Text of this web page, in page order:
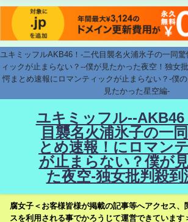
ユキミッフルAKB46！-二代目襲名火浦氷子の一同
ィックが止まらない？--僕が見たかった夜空！独女
愕まとめ速報にロマンティックが止まらない？-僕
見たかった星空編-
ユキミッフル--AKB46
目襲名火浦氷子の一
とめ速報！にロマン
が止まらない？僕が
た夜空-独女批判殺到
腐女子＜お客様皆様が掲載の記事等へアクセス、
スを利用される事でかろうじて運営できています